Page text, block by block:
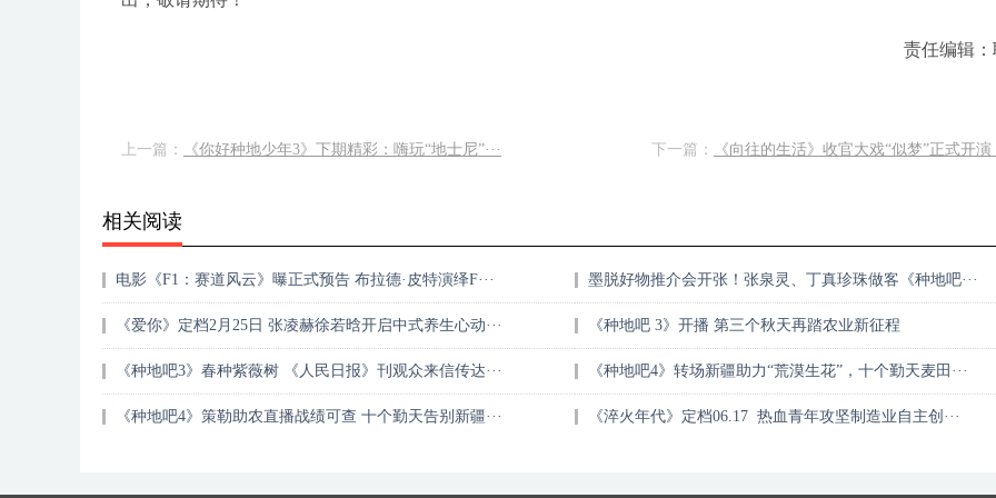
责任编辑：
上一篇： 《你好种地少年3》下期精彩：嗨玩“地士尼”··· 下一篇： 《向往的生活》收官大戏“似梦”正式开演
相关阅读
电影《F1：赛道风云》曝正式预告 布拉德·皮特演绎F··· 墨脱好物推介会开张！张泉灵、丁真珍珠做客《种地吧···
《爱你》定档2月25日 张凌赫徐若晗开启中式养生心动··· 《种地吧 3》开播 第三个秋天再踏农业新征程
《种地吧3》春种紫薇树 《人民日报》刊观众来信传达··· 《种地吧4》转场新疆助力“荒漠生花”，十个勤天麦田···
《种地吧4》策勒助农直播战绩可查 十个勤天告别新疆··· 《淬火年代》定档06.17 热血青年攻坚制造业自主创···